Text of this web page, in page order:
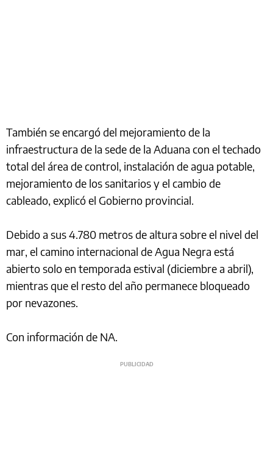
También se encargó del mejoramiento de la
infraestructura de la sede de la Aduana con el techado
total del área de control, instalación de agua potable,
mejoramiento de los sanitarios y el cambio de
cableado, explicó el Gobierno provincial.
Debido a sus 4.780 metros de altura sobre el nivel del
mar, el camino internacional de Agua Negra está
abierto solo en temporada estival (diciembre a abril),
mientras que el resto del año permanece bloqueado
por nevazones.
Con información de NA.